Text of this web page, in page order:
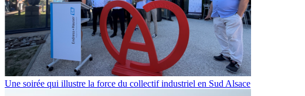
Une soirée qui illustre la force du collectif industriel en Sud Alsace